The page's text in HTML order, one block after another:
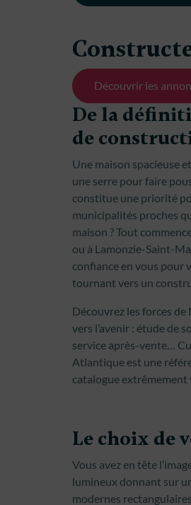
Découvrir les
De la
de
Une maison spacieuse
une serre pour faire
constitue une priorité
municipalités proches
maison ? Tout
ou à Lamonzie-Saint-
confiance en vous pour
tournant vers un
Découvrez les forces
vers l’avenir : étude de
service après-vente…
Atlantique est une
catalogue extrêmement
Le choix de
Vous avez en tête
lumineux donnant sur
modernes